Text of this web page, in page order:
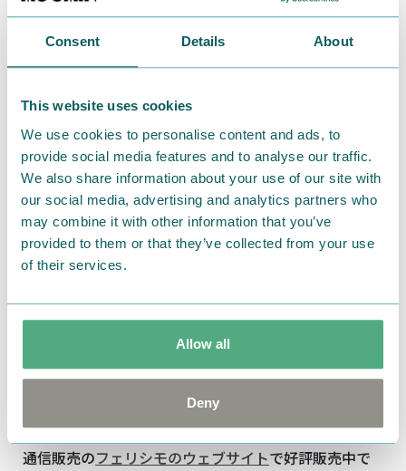
Consent Details About
This website uses cookies
We use cookies to personalise content and ads, to
provide social media features and to analyse our traffic.
We also share information about your use of our site with
our social media, advertising and analytics partners who
may combine it with other information that you’ve
provided to them or that they’ve collected from your use
of their services.
Allow all
Deny
同じ生地で作ったヘアバンドも合わせてチェックして
みてね！
通信販売のフェリシモのウェブサイトで好評販売中で